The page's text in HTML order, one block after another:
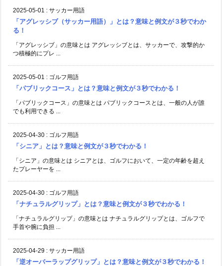
2025-05-01 : サッカー用語
「アグレッシブ（サッカー用語）」とは？意味と例文が３秒でわか
る！
「アグレッシブ」の意味とは アグレッシブとは、サッカーで、攻撃的か
つ積極的にプレ ...
2025-05-01 : ゴルフ用語
「パブリックコース」とは？意味と例文が３秒でわかる！
「パブリックコース」の意味とは パブリックコースとは、一般の人が誰
でも利用できる ...
2025-04-30 : ゴルフ用語
「シニア」とは？意味と例文が３秒でわかる！
「シニア」の意味とは シニアとは、ゴルフにおいて、一定の年齢を超え
たプレーヤーを ...
2025-04-30 : ゴルフ用語
「ナチュラルグリップ」とは？意味と例文が３秒でわかる！
「ナチュラルグリップ」の意味とは ナチュラルグリップとは、ゴルフで
手首や腕に負担 ...
2025-04-29 : サッカー用語
「逆オーバーラップグリップ」とは？意味と例文が３秒でわかる！